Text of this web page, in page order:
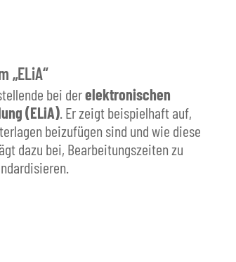
„ELiA“
bei derelektronischen
(ELiA). Er zeigt beispielhaft auf,
beizufügen sind und wie diese
dazu bei, Bearbeitungszeiten zu